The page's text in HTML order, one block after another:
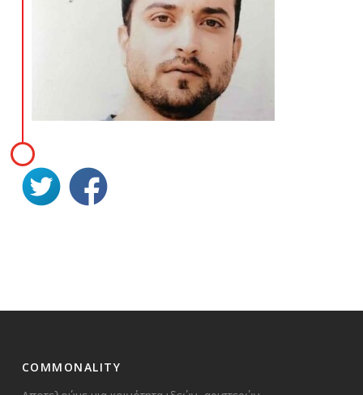
COMMONALITY